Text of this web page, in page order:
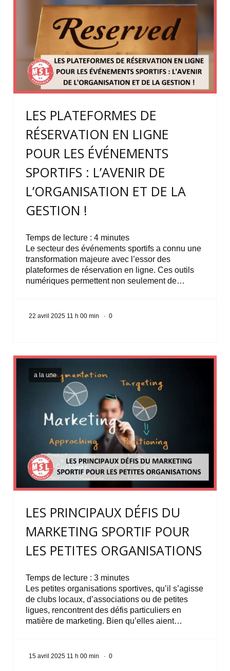
LES PLATEFORMES DE
RÉSERVATION EN LIGNE
POUR LES ÉVÉNEMENTS
SPORTIFS : L’AVENIR DE
L’ORGANISATION ET DE LA
GESTION !
Temps de lecture : 4 minutes
Le secteur des événements sportifs a connu une
transformation majeure avec l’essor des
plateformes de réservation en ligne. Ces outils
numériques permettent non seulement de…
22 avril 2025 11 h 00 min · 0
a la une
LES PRINCIPAUX DÉFIS DU
MARKETING SPORTIF POUR
LES PETITES ORGANISATIONS
Temps de lecture : 3 minutes
Les petites organisations sportives, qu’il s’agisse
de clubs locaux, d’associations ou de petites
ligues, rencontrent des défis particuliers en
matière de marketing. Bien qu’elles aient…
15 avril 2025 11 h 00 min · 0